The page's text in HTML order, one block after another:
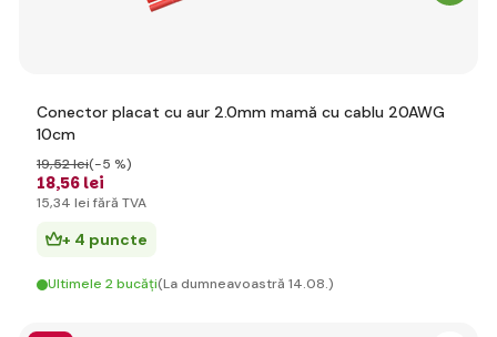
Conector placat cu aur 2.0mm mamă cu cablu 20AWG
10cm
18,56 lei
19,52 lei(-5 %)
15,34 lei fără TVA
+ 4 puncte
Ultimele 2 bucăți(La dumneavoastră 14.08.)